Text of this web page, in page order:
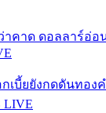
ว่าคาด ดอลลาร์อ่
เบี้ยยังกดดันทอง
LIVE